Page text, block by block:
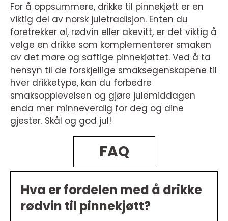
For å oppsummere, drikke til pinnekjøtt er en
viktig del av norsk juletradisjon. Enten du
foretrekker øl, rødvin eller akevitt, er det viktig å
velge en drikke som komplementerer smaken
av det møre og saftige pinnekjøttet. Ved å ta
hensyn til de forskjellige smaksegenskapene til
hver drikketype, kan du forbedre
smaksopplevelsen og gjøre julemiddagen
enda mer minneverdig for deg og dine
gjester. Skål og god jul!
FAQ
Hva er fordelen med å drikke
rødvin til pinnekjøtt?